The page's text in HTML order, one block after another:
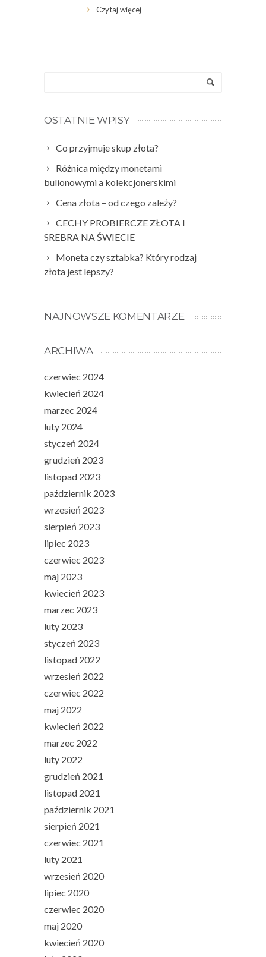
Czytaj więcej
OSTATNIE WPISY
Co przyjmuje skup złota?
Różnica między monetami
bulionowymi a kolekcjonerskimi
Cena złota – od czego zależy?
CECHY PROBIERCZE ZŁOTA I
SREBRA NA ŚWIECIE
Moneta czy sztabka? Który rodzaj
złota jest lepszy?
NAJNOWSZE KOMENTARZE
ARCHIWA
czerwiec 2024
kwiecień 2024
marzec 2024
luty 2024
styczeń 2024
grudzień 2023
listopad 2023
październik 2023
wrzesień 2023
sierpień 2023
lipiec 2023
czerwiec 2023
maj 2023
kwiecień 2023
marzec 2023
luty 2023
styczeń 2023
listopad 2022
wrzesień 2022
czerwiec 2022
maj 2022
kwiecień 2022
marzec 2022
luty 2022
grudzień 2021
listopad 2021
październik 2021
sierpień 2021
czerwiec 2021
luty 2021
wrzesień 2020
lipiec 2020
czerwiec 2020
maj 2020
kwiecień 2020